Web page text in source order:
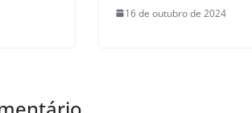
16 de outubro de 2024